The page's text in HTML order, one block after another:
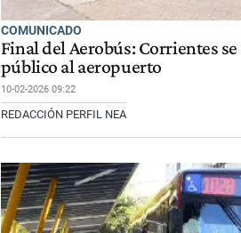
COMUNICADO
Final del Aerobús: Corrientes
público al aeropuerto
10-02-2026 09:22
REDACCIÓN PERFIL NEA